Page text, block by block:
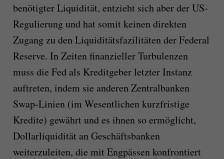
benötigter Liquidität, entzieht sich aber der US-
Regulierung und hat somit keinen direkten
Zugang zu den Liquiditätsfazilitäten der Federal
Reserve. In Zeiten finanzieller Turbulenzen
muss die Fed als Kreditgeber letzter Instanz
auftreten, indem sie anderen Zentralbanken
Swap-Linien (im Wesentlichen kurzfristige
Kredite) gewährt und es ihnen so ermöglicht,
Dollarliquidität an Geschäftsbanken
weiterzuleiten, die mit Engpässen konfrontiert